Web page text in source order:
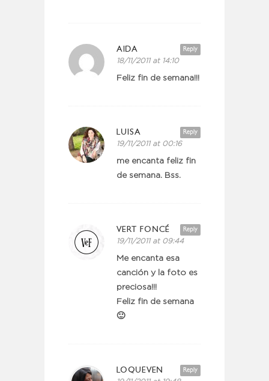
Reply
AIDA
18/11/2011 at 14:10
Feliz fin de semana!!!
Reply
LUISA
19/11/2011 at 00:16
me encanta feliz fin
de semana. Bss.
Reply
VERT FONCÉ
19/11/2011 at 09:44
Me encanta esa
canción y la foto es
preciosa!!!
Feliz fin de semana
🙂
Reply
LOQUEVEN